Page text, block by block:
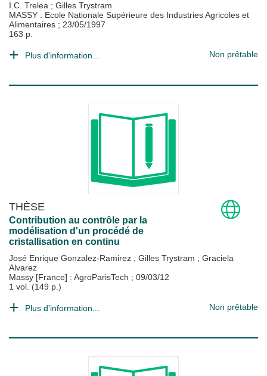
I.C. Trelea ; Gilles Trystram
MASSY : Ecole Nationale Supérieure des Industries Agricoles et
Alimentaires ; 23/05/1997
163 p.
Plus d'information... Non prêtable
THÈSE
Contribution au contrôle par la
modélisation d'un procédé de
cristallisation en continu
José Enrique Gonzalez-Ramirez ; Gilles Trystram ; Graciela
Alvarez
Massy [France] : AgroParisTech ; 09/03/12
1 vol. (149 p.)
Plus d'information... Non prêtable